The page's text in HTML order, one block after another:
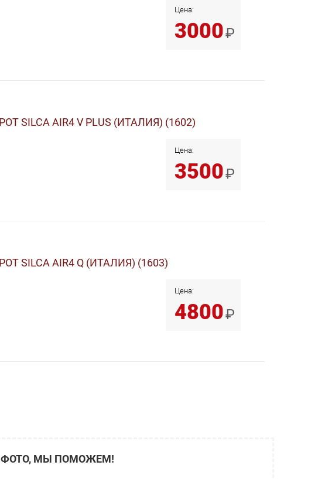
Цена:
3000₽
SILCA AIR4 V PLUS (ИТАЛИЯ) (1602)
Цена:
3500₽
SILCA AIR4 Q (ИТАЛИЯ) (1603)
Цена:
4800₽
ФОТО, МЫ ПОМОЖЕМ!